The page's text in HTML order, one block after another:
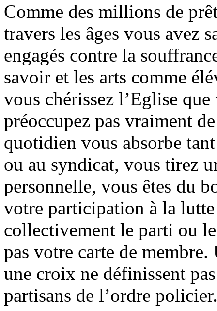
Comme des millions de
travers les âges vous avez
engagés contre la
savoir et les arts comme
vous chérissez l’Eglise
préoccupez pas vraiment
quotidien vous absorbe
ou au syndicat, vous tirez
personnelle, vous êtes du
votre participation à la lutte
collectivement le parti ou
pas votre carte de
une croix ne définissent
partisans de l’ordre policier.